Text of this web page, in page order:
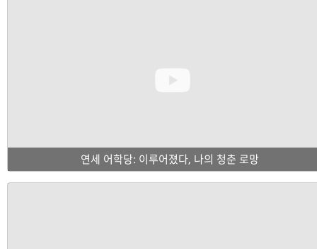
연세 어학당: 이루어졌다, 나의 청춘 로망